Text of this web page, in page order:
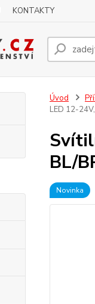
KONTAKTY
Úvod
LED 12-
BL/
Novinka